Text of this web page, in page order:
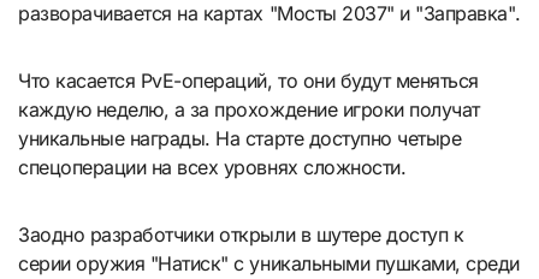
разворачивается на картах "Мосты 2037" и "Заправка".
Что касается PvE-операций, то они будут меняться
каждую неделю, а за прохождение игроки получат
уникальные награды. На старте доступно четыре
спецоперации на всех уровнях сложности.
Заодно разработчики открыли в шутере доступ к
серии оружия "Натиск" с уникальными пушками, среди